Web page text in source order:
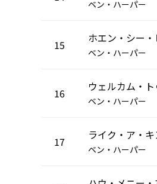
ベン・ハーパー
15 ホエン・シー
ベン・ハーパー
16
ベン・ハーパー
17 ライク・ア・
ベン・ハーパー